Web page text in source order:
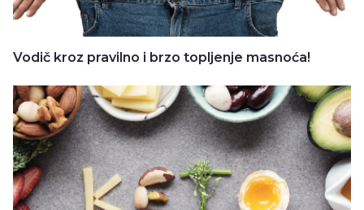
Vodič kroz pravilno i brzo topljenje masnoća!